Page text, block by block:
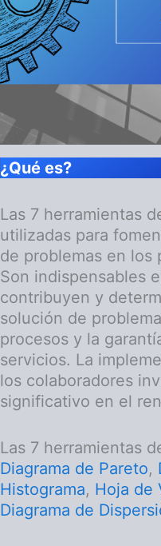
¿Qué es?
Las 7 herramientas
utilizadas para
de problemas en los
Son indispensables
contribuyen y
solución de
procesos y la
servicios. La
los colaboradores
significativo en el
Las 7 herramientas
Diagrama de Pareto,
Histograma, Hoja de
Diagrama de